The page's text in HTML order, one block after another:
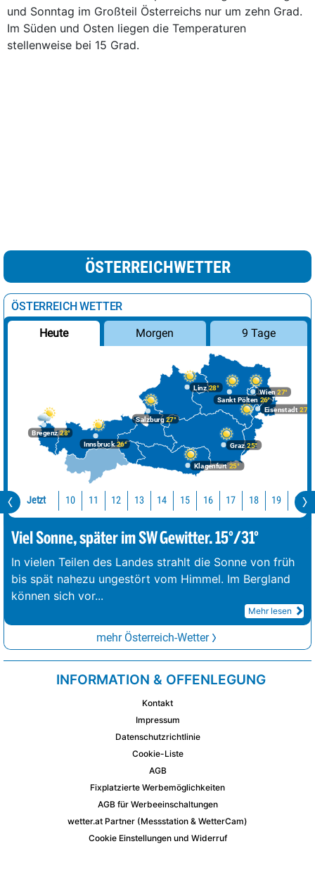
und Sonntag im Großteil Österreichs nur um zehn Grad.
Im Süden und Osten liegen die Temperaturen
stellenweise bei 15 Grad.
ÖSTERREICHWETTER
ÖSTERREICH WETTER
Heute Morgen 9 Tage
Bregenz28°
Graz25°
Innsbruck26°
Klagenfurt 25°
Linz28°
Salzburg27°
Wien 27°
Eisenstadt 27°
Sankt Pölten 26°
Jetzt 10 11 12 13 14 15 16 17 18 19 20
Viel Sonne, später im SW Gewitter. 15°/31°
In vielen Teilen des Landes strahlt die Sonne von früh
bis spät nahezu ungestört vom Himmel. Im Bergland
können sich vor...
Mehr lesen
mehr Österreich-Wetter
INFORMATION & OFFENLEGUNG
Kontakt
Impressum
Datenschutzrichtlinie
Cookie-Liste
AGB
Fixplatzierte Werbemöglichkeiten
AGB für Werbeeinschaltungen
wetter.at Partner (Messstation & WetterCam)
Cookie Einstellungen und Widerruf